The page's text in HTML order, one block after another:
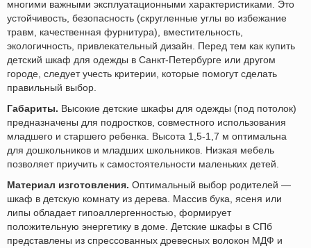
многими важными эксплуатационными характеристиками. Это
устойчивость, безопасность (скругленные углы во избежание
травм, качественная фурнитура), вместительность,
экологичность, привлекательный дизайн. Перед тем как купить
детский шкаф для одежды в Санкт-Петербурге или другом
городе, следует учесть критерии, которые помогут сделать
правильный выбор.
Габариты. Высокие детские шкафы для одежды (под потолок)
предназначены для подростков, совместного использования
младшего и старшего ребенка. Высота 1,5-1,7 м оптимальна
для дошкольников и младших школьников. Низкая мебель
позволяет приучить к самостоятельности маленьких детей.
Материал изготовления. Оптимальный выбор родителей —
шкаф в детскую комнату из дерева. Массив бука, ясеня или
липы обладает гипоаллергенностью, формирует
положительную энергетику в доме. Детские шкафы в СПб
представлены из спрессованных древесных волокон МДФ и